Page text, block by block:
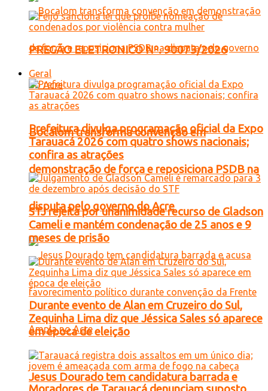
Bocalom transforma convenção em
demonstração de força e reposiciona PSDB na
disputa pelo governo do Acre
Jesus Dourado tem candidatura barrada e
PREGÃO ELETRONICO Nº. 90073/2026
Geral
Prefeitura divulga programação oficial da Expo
Tarauacá 2026 com quatro shows nacionais;
confira as atrações
STJ rejeita por unanimidade recurso de Gladson
Cameli e mantém condenação de 25 anos e 9
meses de prisão
Durante evento de Alan em Cruzeiro do Sul,
Zequinha Lima diz que Jéssica Sales só aparece
em época de eleição